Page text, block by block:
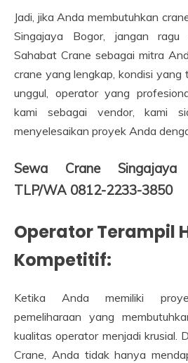
Jadi, jika Anda membutuhkan
Singajaya Bogor, jangan ragu
Sahabat Crane sebagai mitra
crane yang lengkap, kondisi yang
unggul, operator yang
kami sebagai vendor, kami
menyelesaikan proyek Anda
Sewa Crane Singajaya
TLP/WA 0812-2233-3850
Operator Terampil
Kompetitif:
Ketika Anda memiliki
pemeliharaan yang
kualitas operator menjadi krusial.
Crane, Anda tidak hanya